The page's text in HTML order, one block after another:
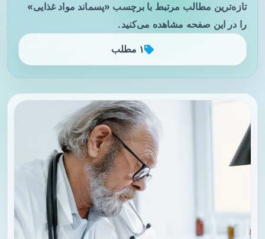
تازه‌ترین مطالب مرتبط با برچسب «پسماند مواد غذایی»
را در این صفحه مشاهده می‌کنید.
۱ مطلب